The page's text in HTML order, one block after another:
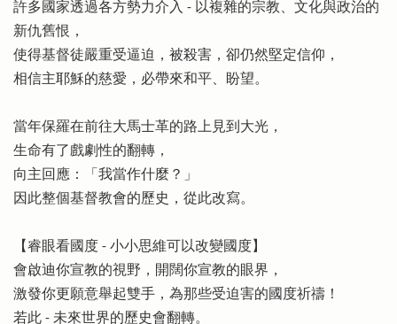
許多國家透過各方勢力介入 - 以複雜的宗教、文化與政治的
新仇舊恨，
使得基督徒嚴重受逼迫，被殺害，卻仍然堅定信仰，
相信主耶穌的慈愛，必帶來和平、盼望。
當年保羅在前往大馬士革的路上見到大光，
生命有了戲劇性的翻轉，
向主回應：「我當作什麼？」
因此整個基督教會的歷史，從此改寫。
【睿眼看國度 - 小小思維可以改變國度】
會啟迪你宣教的視野，開闊你宣教的眼界，
激發你更願意舉起雙手，為那些受迫害的國度祈禱！
若此 - 未來世界的歷史會翻轉。